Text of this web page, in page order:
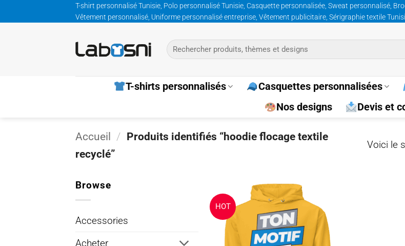
au
T-shirt personnalisé Tunisie, Polo personnalisé Tunisie, Casquette personnalisée, Sweat personnalisé,
Vêtement personnalisé, Uniforme personnalisé entreprise, Vêtement publicitaire, Sérigraphie textile
Recherche
pour :
T-shirts personnalisés Casquettes personnalisées
Nos designs
Devis et
Accueil / Produits identifiés “hoodie flocage textile
recyclé”
Voici le
Browse
Accessories
Acheter
HOT
Ajouter
à la
wishlist